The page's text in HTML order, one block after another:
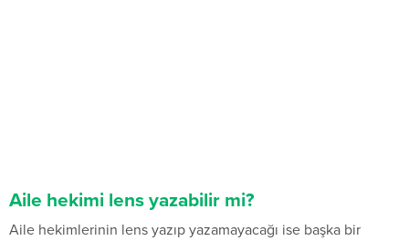
Aile hekimi lens yazabilir mi?
Aile hekimlerinin lens yazıp yazamayacağı ise başka bir